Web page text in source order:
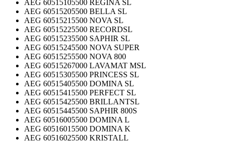
AEG 60515105500 REGINA SL
AEG 60515205500 BELLA SL
AEG 60515215500 NOVA SL
AEG 60515225500 RECORDSL
AEG 60515235500 SAPHIR SL
AEG 60515245500 NOVA SUPER
AEG 60515255500 NOVA 800
AEG 60515267000 LAVAMAT MSL
AEG 60515305500 PRINCESS SL
AEG 60515405500 DOMINA SL
AEG 60515415500 PERFECT SL
AEG 60515425500 BRILLANTSL
AEG 60515445500 SAPHIR 800S
AEG 60516005500 DOMINA L
AEG 60516015500 DOMINA K
AEG 60516025500 KRISTALL